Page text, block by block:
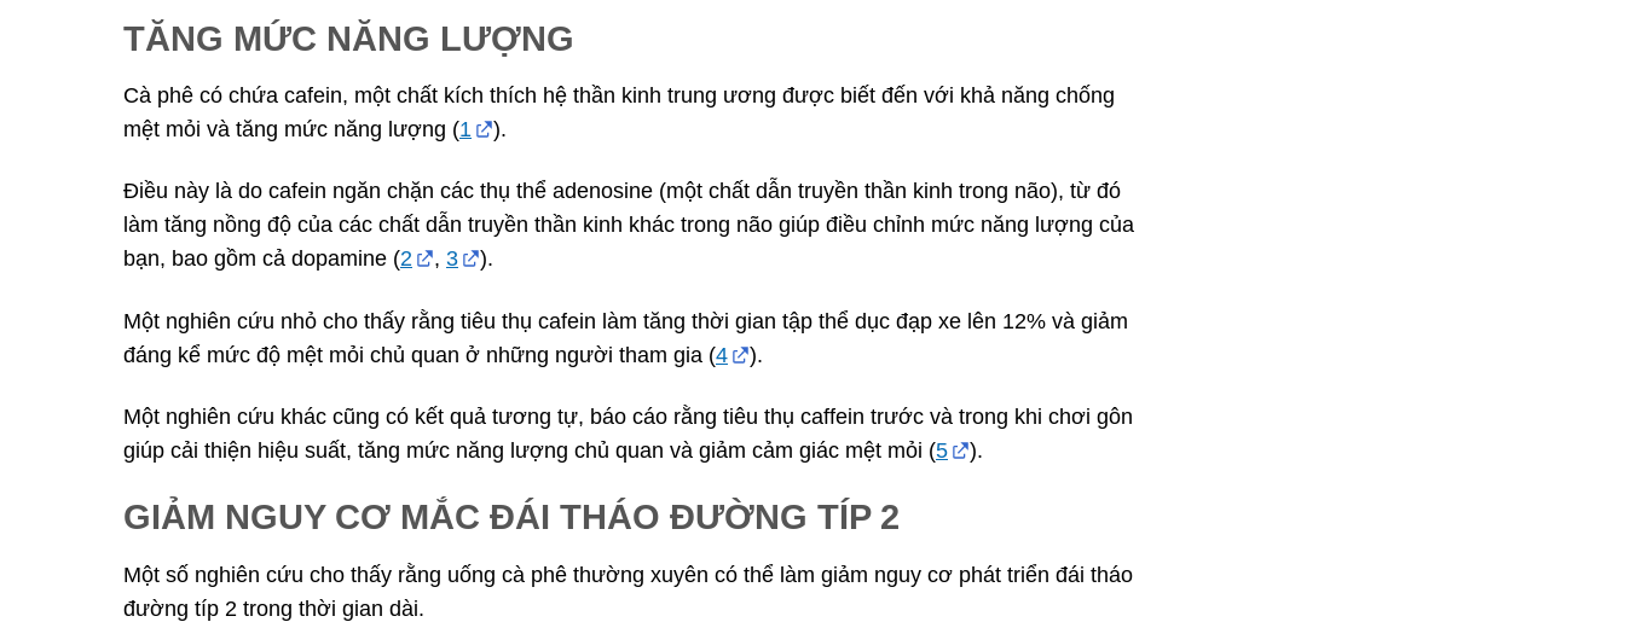
TĂNG MỨC NĂNG LƯỢNG
Cà phê có chứa cafein, một chất kích thích hệ thần kinh trung ương được biết đến với khả năng chống
mệt mỏi và tăng mức năng lượng (1 ).
Điều này là do cafein ngăn chặn các thụ thể adenosine (một chất dẫn truyền thần kinh trong não), từ đó
làm tăng nồng độ của các chất dẫn truyền thần kinh khác trong não giúp điều chỉnh mức năng lượng của
bạn, bao gồm cả dopamine (2 , 3 ).
Một nghiên cứu nhỏ cho thấy rằng tiêu thụ cafein làm tăng thời gian tập thể dục đạp xe lên 12% và giảm
đáng kể mức độ mệt mỏi chủ quan ở những người tham gia (4 ).
Một nghiên cứu khác cũng có kết quả tương tự, báo cáo rằng tiêu thụ caffein trước và trong khi chơi gôn
giúp cải thiện hiệu suất, tăng mức năng lượng chủ quan và giảm cảm giác mệt mỏi (5 ).
GIẢM NGUY CƠ MẮC ĐÁI THÁO ĐƯỜNG TÍP 2
Một số nghiên cứu cho thấy rằng uống cà phê thường xuyên có thể làm giảm nguy cơ phát triển đái tháo
đường típ 2 trong thời gian dài.